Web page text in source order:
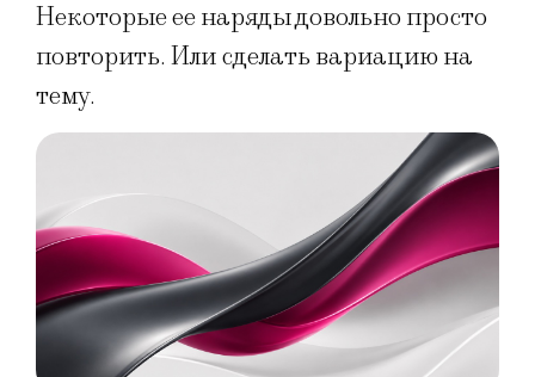
Некоторые ее наряды довольно просто
повторить. Или сделать вариацию на
тему.